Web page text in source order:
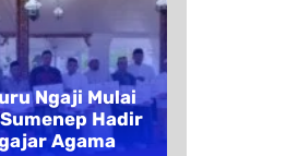
Ngaji Mulai
Hadir
Agama